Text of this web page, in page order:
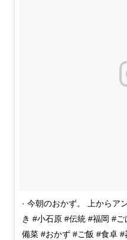
· 今朝のおかず。 上からア
き #小石原 #伝統 #福岡 #
備菜 #おかず #ご飯 #食卓